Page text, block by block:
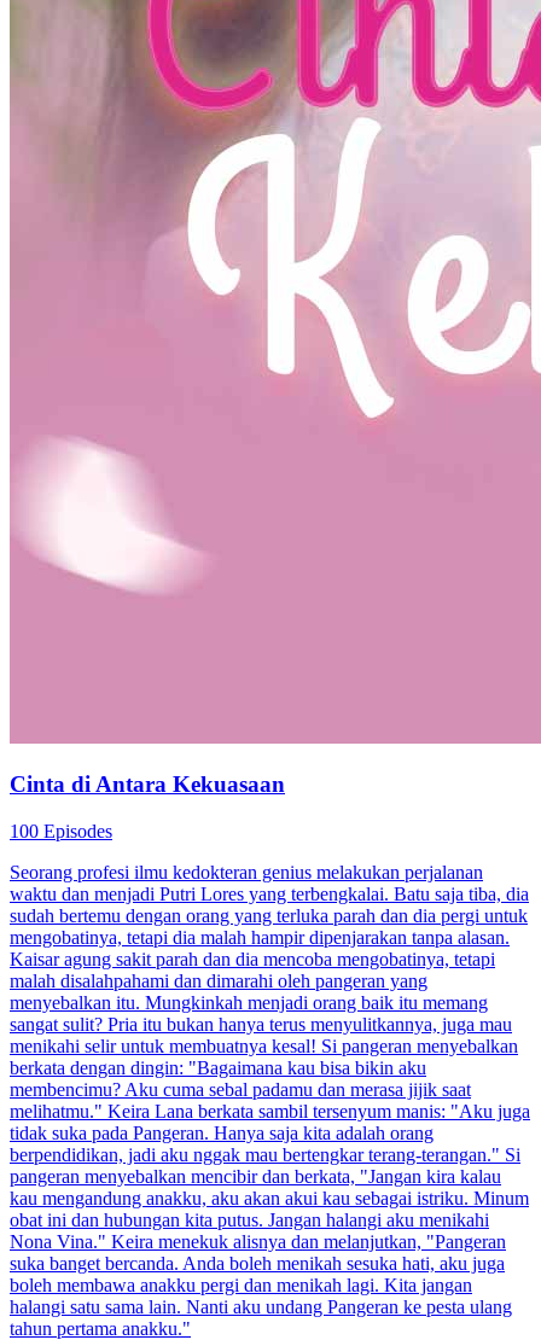
Cinta di Antara Kekuasaan
100 Episodes
Seorang profesi ilmu kedokteran genius melakukan perjalanan
waktu dan menjadi Putri Lores yang terbengkalai. Batu saja tiba, dia
sudah bertemu dengan orang yang terluka parah dan dia pergi untuk
mengobatinya, tetapi dia malah hampir dipenjarakan tanpa alasan.
Kaisar agung sakit parah dan dia mencoba mengobatinya, tetapi
malah disalahpahami dan dimarahi oleh pangeran yang
menyebalkan itu. Mungkinkah menjadi orang baik itu memang
sangat sulit? Pria itu bukan hanya terus menyulitkannya, juga mau
menikahi selir untuk membuatnya kesal! Si pangeran menyebalkan
berkata dengan dingin: "Bagaimana kau bisa bikin aku
membencimu? Aku cuma sebal padamu dan merasa jijik saat
melihatmu." Keira Lana berkata sambil tersenyum manis: "Aku juga
tidak suka pada Pangeran. Hanya saja kita adalah orang
berpendidikan, jadi aku nggak mau bertengkar terang-terangan." Si
pangeran menyebalkan mencibir dan berkata, "Jangan kira kalau
kau mengandung anakku, aku akan akui kau sebagai istriku. Minum
obat ini dan hubungan kita putus. Jangan halangi aku menikahi
Nona Vina." Keira menekuk alisnya dan melanjutkan, "Pangeran
suka banget bercanda. Anda boleh menikah sesuka hati, aku juga
boleh membawa anakku pergi dan menikah lagi. Kita jangan
halangi satu sama lain. Nanti aku undang Pangeran ke pesta ulang
tahun pertama anakku."